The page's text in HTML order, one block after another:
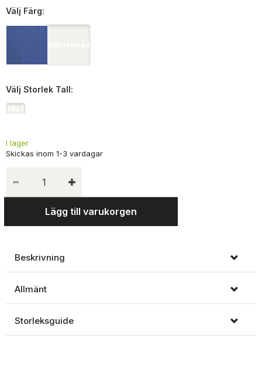
Välj Färg:
Blåmelerad
Välj Storlek Tall:
2XLT
I lager
Lägg till varukorgen
Beskrivning
Allmänt
Storleksguide